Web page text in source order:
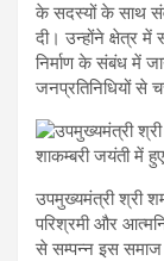
के सदस्यों के साथ
दी। उन्होंने क्षेत्र
निर्माण के संबंध में
जनप्रतिनिधियों से
उपमुख्यमंत्री श्री
परिश्रमी और
से सम्पन्न इस समाज